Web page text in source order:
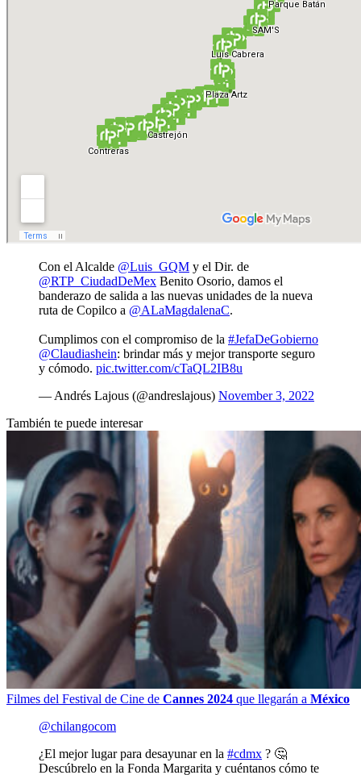
Con el Alcalde @Luis_GQM y el Dir. de
@RTP_CiudadDeMex Benito Osorio, damos el
banderazo de salida a las nuevas unidades de la nueva
ruta de Copilco a @ALaMagdalenaC.
Cumplimos con el compromiso de la #JefaDeGobierno
@Claudiashein: brindar más y mejor transporte seguro
y cómodo. pic.twitter.com/cTaQL2IB8u
— Andrés Lajous (@andreslajous) November 3, 2022
También te puede interesar
Filmes del Festival de Cine de Cannes 2024 que llegarán a México
@chilangocom
¿El mejor lugar para desayunar en la #cdmx ? 🤔
Descúbrelo en la Fonda Margarita y cuéntanos cómo te